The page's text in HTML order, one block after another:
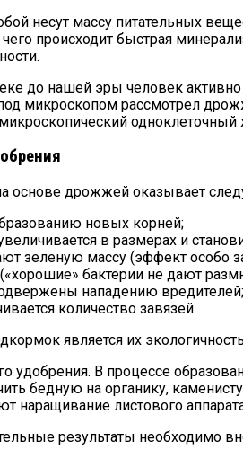
несут массу питательных
происходит быстрая
до нашей эры человек
микроскопом рассмотрел
одноклеточный
основе дрожжей оказывает
новых корней;
в размерах и
зеленую массу (эффект особо
бактерии не дают
нападению вредителей;
количество завязей.
является их
удобрения. В процессе
бедную на органику,
наращивание листового
результаты